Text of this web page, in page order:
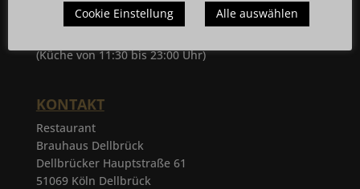
Montag – Sonntag
10:30 bis 0:00 Uhr
(Küche von 11:30 bis 23:00 Uhr)
KONTAKT
Restaurant
Brauhaus Dellbrück
Dellbrücker Hauptstraße 61
51069 Köln Dellbrück
Cookie Einstellung Alle auswählen